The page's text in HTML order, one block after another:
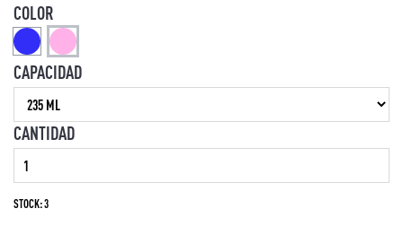
COLOR
CAPACIDAD
CANTIDAD
STOCK: 3